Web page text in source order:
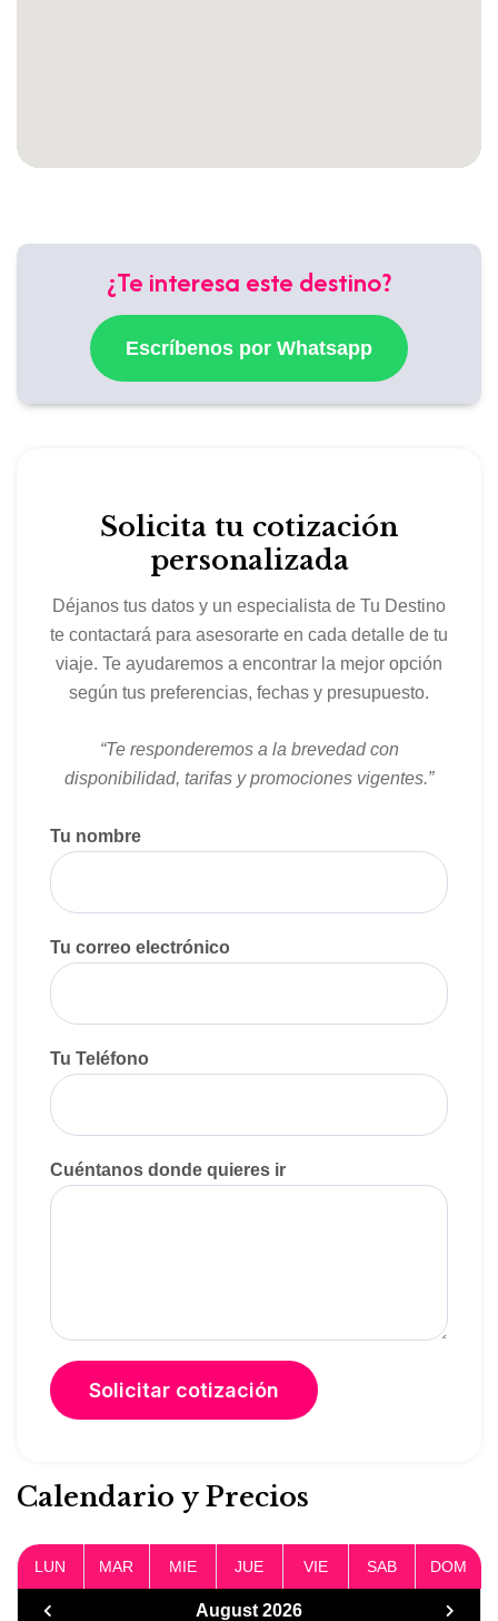
¿Te interesa este destino?
Escríbenos por Whatsapp
Solicita tu cotización
personalizada
Déjanos tus datos y un especialista de Tu Destino
te contactará para asesorarte en cada detalle de tu
viaje. Te ayudaremos a encontrar la mejor opción
según tus preferencias, fechas y presupuesto.
“Te responderemos a la brevedad con
disponibilidad, tarifas y promociones vigentes.”
Tu nombre
Tu correo electrónico
Tu Teléfono
Cuéntanos donde quieres ir
Calendario y Precios
LUN MAR MIE JUE VIE SAB DOM
August 2026